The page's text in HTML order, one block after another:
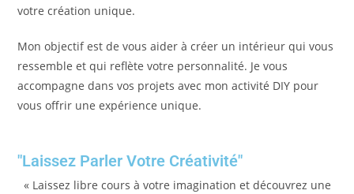
votre création unique.
Mon objectif est de vous aider à créer un intérieur qui vous
ressemble et qui reflète votre personnalité. Je vous
accompagne dans vos projets avec mon activité DIY pour
vous offrir une expérience unique.
"Laissez Parler Votre Créativité"
« Laissez libre cours à votre imagination et découvrez une